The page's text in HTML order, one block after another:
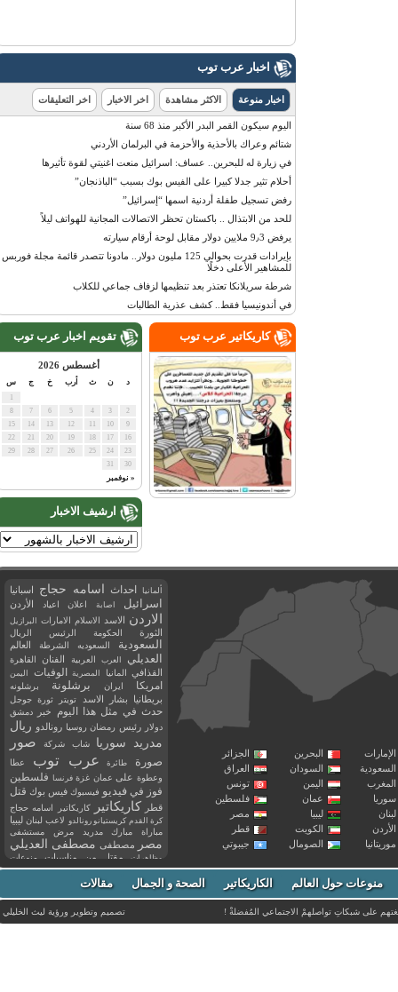
اخبار عرب توب
اخبار منوعة الاكثر مشاهدة اخر الاخبار اخر التعليقات
اليوم سيكون القمر البدر الأكبر منذ 68 سنة
شتائم وعراك بالأحذية والأحزمة في البرلمان الأردني
في زيارة له للبحرين.. عساف: اسرائيل منعت اغنيتي لقوة تأثيرها
أحلام تثير جدلا كبيرا على الفيس بوك بسبب “الباذنجان”
رفض تسجيل طفلة أردنية اسمها “إسرائيل”
للحد من الابتذال .. باكستان تحظر الاتصالات المجانية للهواتف ليلاً
يرفض 9٫3 ملايين دولار مقابل لوحة أرقام سيارته
بإيرادات قدرت بحوالي 125 مليون دولار.. مادونا تتصدر قائمة مجلة فوربس
للمشاهير الأعلى دخلًا
شرطة سريلانكا تعتذر بعد تنظيمها لزفاف جماعي للكلاب
في أندونيسيا فقط.. كشف عذرية الطالبات
تقويم اخبار عرب توب
أغسطس 2026
أرب س
« نوفمبر
ارشيف الاخبار
كاريكاتير عرب توب
البحرين
الجزائر
السودان
العراق
اليمن
تونس
عمان
فلسطين
ليبيا
مصر
الكويت
قطر
الصومال جيبوتي
ألمانيا احداث اسامه حجاج اسبانيا
اسرائيل اصابة اعلان اعياد الأردن
الاردن الاسد الاسلام الامارات البرازيل
الثورة الحكومة الرئيس الريال
السعودية السعوديه الشرطة العالم
العديلي العرب العربية الفنان القاهرة
القذافي المانيا المصرية الوفيات اليمن
امريكا ايران برشلونة برشلونه
بريطانيا بشار الاسد تويتر ثورة جوجل
حدث في مثل هذا اليوم خبر دمشق
دولار رئيس رمضان روسيا رونالدو ريال
مدريد
سوريا شاب شركة صور
صورة طائرة عرب توب
عطا
وعطوة على عمان غزة فرنسا فلسطين
فوز في فيديو فيسبوك فيس بوك قتل
قطر كاريكاتير كاريكاتير اسامه حجاج
كرة القدم كريستيانو رونالدو لاعب لبنان ليبيا
مباراة مبارك مدريد مرض مستشفى
مصر مصطفى مصطفى العديلي
مظاهرات مقتل من مناسبات
منوعات
مواليد
موت ميسي ميلان نادي نشر
وفاة وفيات يوتيوب منوعات حول العالم الكاريكاتير الصحة و الجمال مقالات
على شبكاتِ تواصلهمْ الاجتماعي المُفضلةْ ! تصميم وتطوير ورؤيةليث الخليلي